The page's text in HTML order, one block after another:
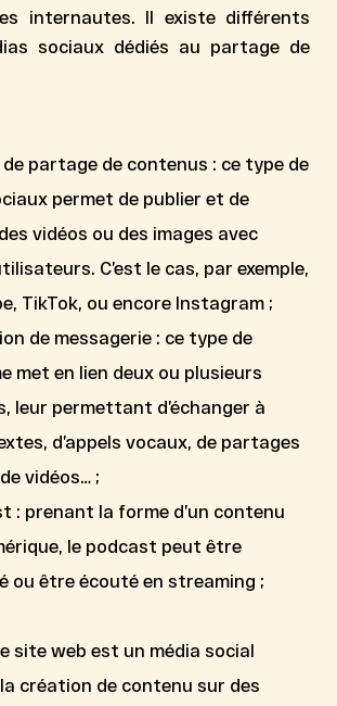
internautes. Il existe différents
sociaux dédiés au partage de
de partage de contenus : ce type de
permet de publier et de
vidéos ou des images avec
C’est le cas, par exemple,
TikTok, ou encore Instagram ;
de messagerie : ce type de
met en lien deux ou plusieurs
leur permettant d’échanger à
d’appels vocaux, de partages
vidéos… ;
: prenant la forme d’un contenu
le podcast peut être
ou être écouté en streaming ;
site web est un média social
création de contenu sur des